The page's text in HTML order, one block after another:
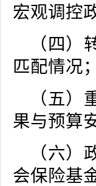
宏观调控
（四
匹配情况；
（五
果与预算
（六
会保险基